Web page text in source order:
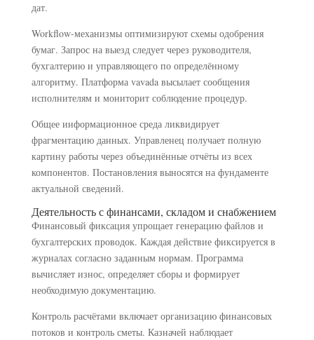
дат.
Workflow-механизмы оптимизируют схемы одобрения
бумаг. Запрос на выезд следует через руководителя,
бухгалтерию и управляющего по определённому
алгоритму. Платформа vavada высылает сообщения
исполнителям и мониторит соблюдение процедур.
Общее информационное среда ликвидирует
фрагментацию данных. Управленец получает полную
картину работы через объединённые отчёты из всех
компонентов. Постановления выносятся на фундаменте
актуальной сведений.
Деятельность с финансами, складом и снабжением
Финансовый фиксация упрощает генерацию файлов и
бухгалтерских проводок. Каждая действие фиксируется в
журналах согласно заданным нормам. Программа
вычисляет износ, определяет сборы и формирует
необходимую документацию.
Контроль расчётами включает организацию финансовых
потоков и контроль сметы. Казначей наблюдает